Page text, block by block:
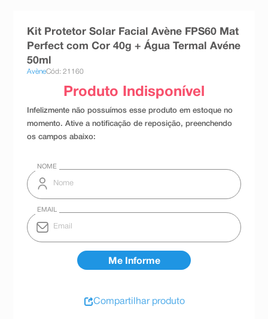
Kit Protetor Solar Facial Avène FPS60 Mat
Perfect com Cor 40g + Água Termal Avéne
50ml
AvèneCód: 21160
Compartilhar produto
absorvente
ºshampoo